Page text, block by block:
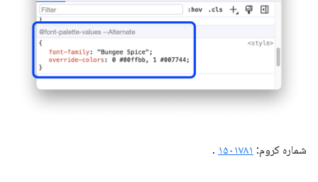
شماره کروم: ۱۵۰۱۷۸۱ .